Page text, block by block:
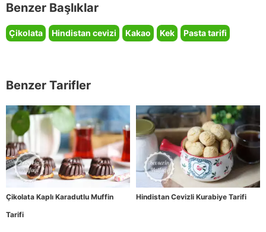
Benzer Başlıklar
Çikolata Hindistan cevizi Kakao Kek Pasta tarifi
Benzer Tarifler
Çikolata Kaplı Karadutlu Muffin
Tarifi
Hindistan Cevizli Kurabiye Tarifi